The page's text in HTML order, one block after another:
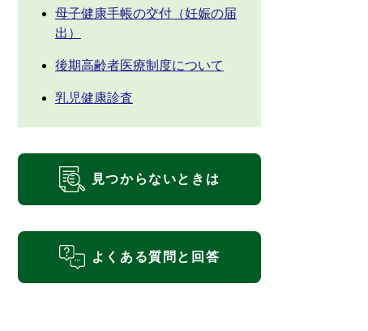
母子健康手帳の交付（妊娠の届
出）
後期高齢者医療制度について
乳児健康診査
見つからないときは
よくある質問と回答